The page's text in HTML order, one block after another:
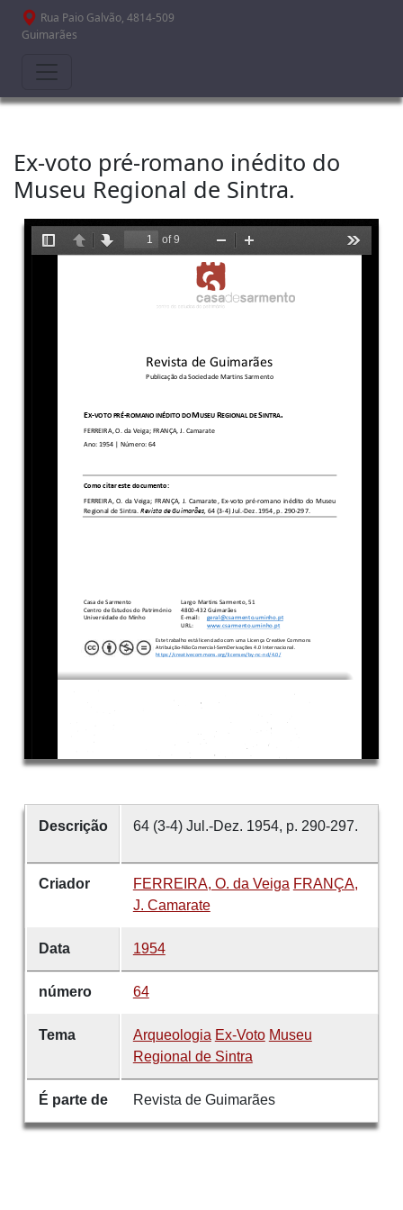
Passar para o conteúdo principal
Rua Paio Galvão, 4814-509
Guimarães
Ex-voto pré-romano inédito do
Museu Regional de Sintra.
Descrição 64 (3-4) Jul.-Dez. 1954, p. 290-297.
Criador FERREIRA, O. da Veiga FRANÇA,
J. Camarate
Data 1954
número 64
Tema Arqueologia Ex-Voto Museu
Regional de Sintra
É parte de Revista de Guimarães